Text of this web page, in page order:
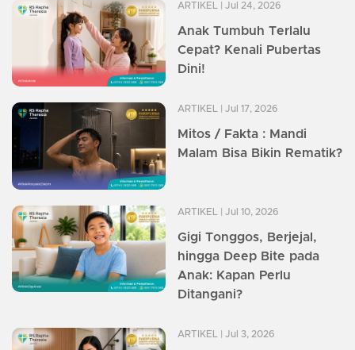
ARTIKEL | Jul 24, 2026
Anak Tumbuh Terlalu
Cepat? Kenali Pubertas
Dini!
ARTIKEL | Jul 17, 2026
Mitos / Fakta : Mandi
Malam Bisa Bikin Rematik?
ARTIKEL | Jul 10, 2026
Gigi Tonggos, Berjejal,
hingga Deep Bite pada
Anak: Kapan Perlu
Ditangani?
ARTIKEL | Jul 3, 2026